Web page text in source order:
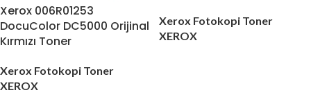
Xerox 006R01253
DocuColor DC5000 Orijinal
Kırmızı Toner
Xerox Fotokopi Toner
XEROX
Xerox Fotokopi Toner
XEROX